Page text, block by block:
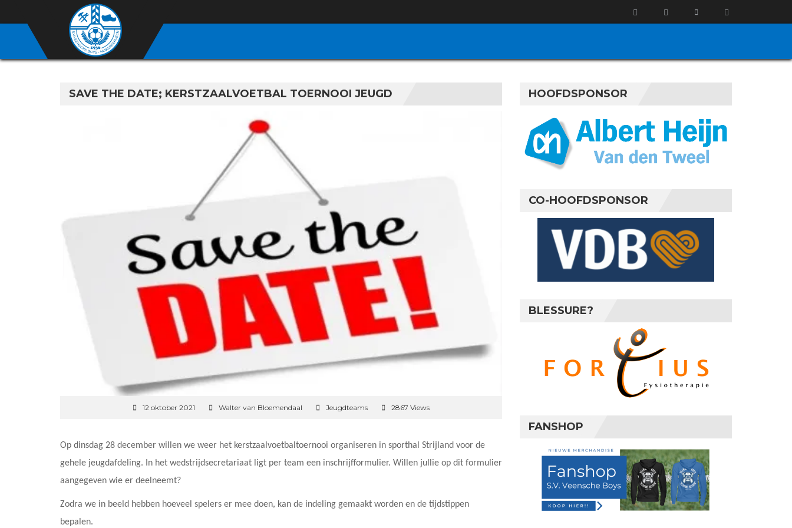
SAVE THE DATE; KERSTZAALVOETBAL TOERNOOI JEUGD
12 oktober 2021 Walter van Bloemendaal Jeugdteams 2867 Views
Op dinsdag 28 december willen we weer het kerstzaalvoetbaltoernooi organiseren in sporthal Strijland voor de
gehele jeugdafdeling. In het wedstrijdsecretariaat ligt per team een inschrijfformulier. Willen jullie op dit formulier
aangegeven wie er deelneemt?
Zodra we in beeld hebben hoeveel spelers er mee doen, kan de indeling gemaakt worden en de tijdstippen
bepalen.
HOOFDSPONSOR
CO-HOOFDSPONSOR
BLESSURE?
FANSHOP